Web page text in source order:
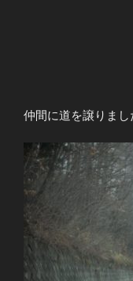
仲間に道を譲りまし